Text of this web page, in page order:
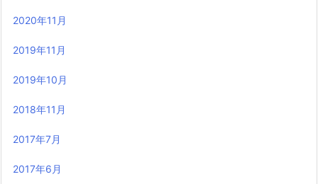
2020年11月
2019年11月
2019年10月
2018年11月
2017年7月
2017年6月